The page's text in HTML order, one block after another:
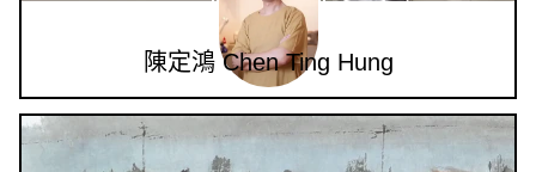
陳定鴻 Chen Ting Hung